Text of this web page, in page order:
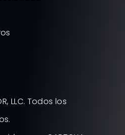
LLC. Todos los